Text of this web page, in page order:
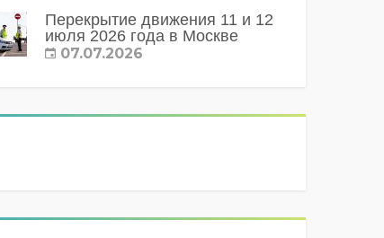
Перекрытие движения 11 и 12
июля 2026 года в Москве
07.07.2026